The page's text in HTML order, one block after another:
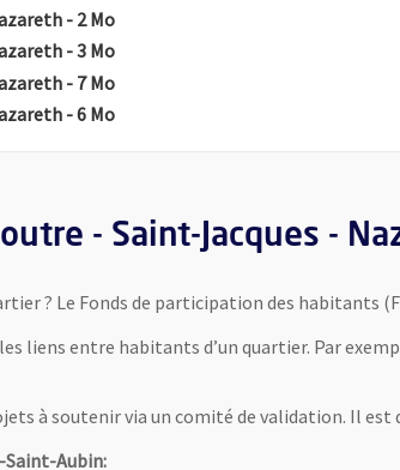
, Fichier au format Pdf
- 2 Mo, Ouvre une nouvelle fenêtre
, Fichier au format Pdf
- 3 Mo, Ouvre une nouvelle fenêtre
, Fichier au format Pdf
- 7 Mo, Ouvre une nouvelle fenêtre
, Fichier au format Pdf
- 6 Mo, Ouvre une nouvelle fenêtre
- Saint-Jacques -
? Le Fonds de participation des habitants
liens entre habitants d’un quartier. Par
à soutenir via un comité de validation. Il est
Aubin: